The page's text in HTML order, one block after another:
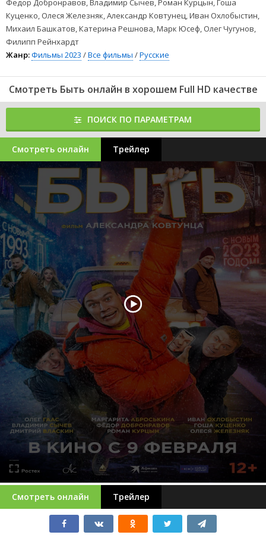
Федор Добронравов, Владимир Сычев, Роман Курцын, Гоша
Куценко, Олеся Железняк, Александр Ковтунец, Иван Охлобыстин,
Михаил Башкатов, Катерина Решнова, Марк Юсеф, Олег Чугунов,
Филипп Рейнхардт
Жанр:Фильмы 2023 /Все фильмы /Русские
Смотреть Быть онлайн в хорошем Full HD качестве
ПОИСК ПО ПАРАМЕТРАМ
Смотреть онлайн Трейлер
Смотреть онлайн Трейлер